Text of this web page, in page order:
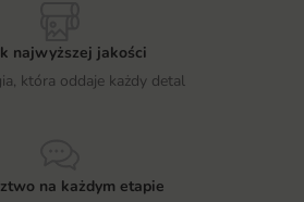
najwyższej jakości
która oddaje każdy detal
na każdym etapie